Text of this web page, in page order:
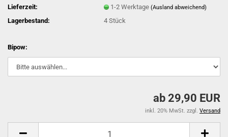
Lieferzeit:
1-2 Werktage(Ausland abweichend)
Lagerbestand: 4Stück
Bipow:
ab 29,90 EUR
inkl. 20% MwSt. zzgl. Versand